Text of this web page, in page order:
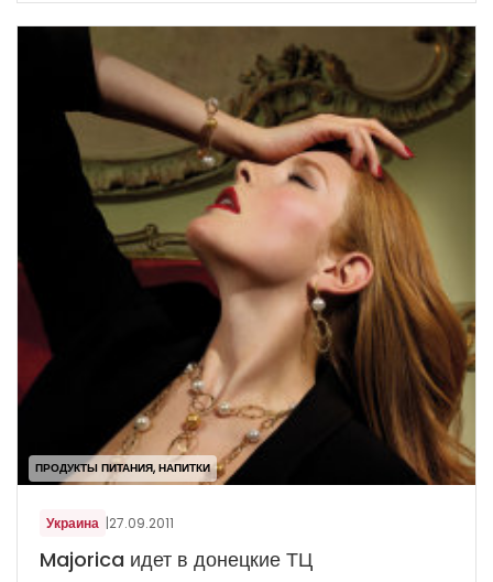
ПРОДУКТЫ ПИТАНИЯ, НАПИТКИ
Украина |27.09.2011
Majorica идет в донецкие ТЦ